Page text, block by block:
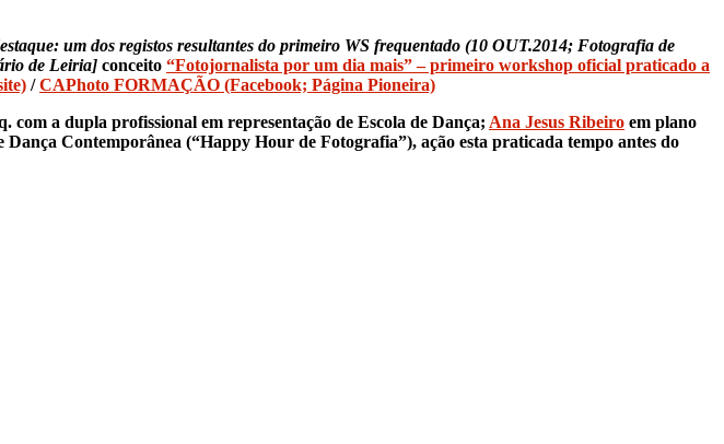
um dos registos resultantes do primeiro WS frequentado (10 OUT.2014; Fotografia de
de Leiria] conceito “Fotojornalista por um dia mais” – primeiro workshop oficial praticado a
/CAPhoto FORMAÇÃO (Facebook; Página Pioneira)
a dupla profissional em representação de Escola de Dança; Ana Jesus Ribeiro em plano
Contemporânea (“Happy Hour de Fotografia”), ação esta praticada tempo antes do